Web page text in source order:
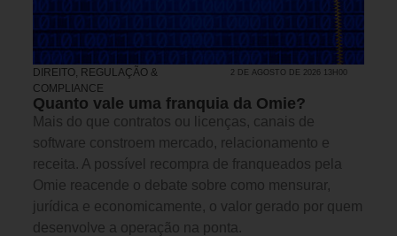
DIREITO, REGULAÇÃO &
COMPLIANCE
2 DE AGOSTO DE 2026 13H00
Quanto vale uma franquia da Omie?
Mais do que contratos ou licenças, canais de
software constroem mercado, relacionamento e
receita. A possível recompra de franqueados pela
Omie reacende o debate sobre como mensurar,
jurídica e economicamente, o valor gerado por quem
desenvolve a operação na ponta.